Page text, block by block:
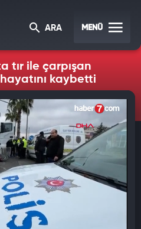
ARA MENÜ
tır ile çarpışan
kaybetti